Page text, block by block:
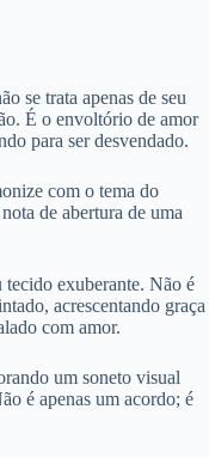
se trata apenas de seu
É o envoltório de amor
para ser desvendado.
com o tema do
de abertura de uma
tecido exuberante. Não é
acrescentando graça
com amor.
um soneto visual
é apenas um acordo; é